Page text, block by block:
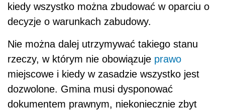
kiedy wszystko można zbudować w oparciu o
decyzje o warunkach zabudowy.
Nie można dalej utrzymywać takiego stanu
rzeczy, w którym nie obowiązuje prawo
miejscowe i kiedy w zasadzie wszystko jest
dozwolone. Gmina musi dysponować
dokumentem prawnym, niekoniecznie zbyt